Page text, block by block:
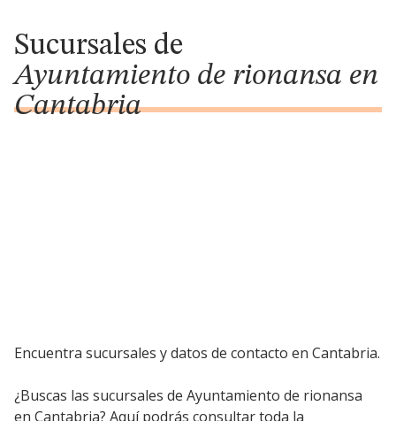
Sucursales de
Ayuntamiento de rionansa en
Cantabria
Encuentra sucursales y datos de contacto en Cantabria.
¿Buscas las sucursales de Ayuntamiento de rionansa
en Cantabria? Aquí podrás consultar toda la